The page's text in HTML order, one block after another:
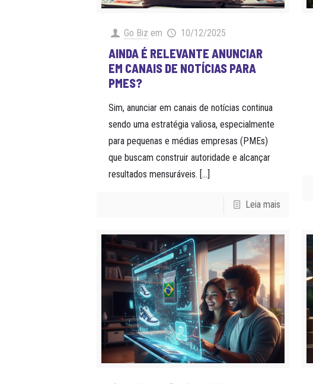
Go Biz em 10/12/2025
AINDA É RELEVANTE ANUNCIAR
EM CANAIS DE NOTÍCIAS PARA
PMES?
Sim, anunciar em canais de notícias continua
sendo uma estratégia valiosa, especialmente
para pequenas e médias empresas (PMEs)
que buscam construir autoridade e alcançar
resultados mensuráveis. […]
Leia mais